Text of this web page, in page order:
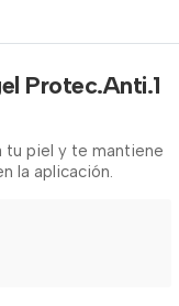
Protec.Anti.1
tu piel y te mantiene
la aplicación.